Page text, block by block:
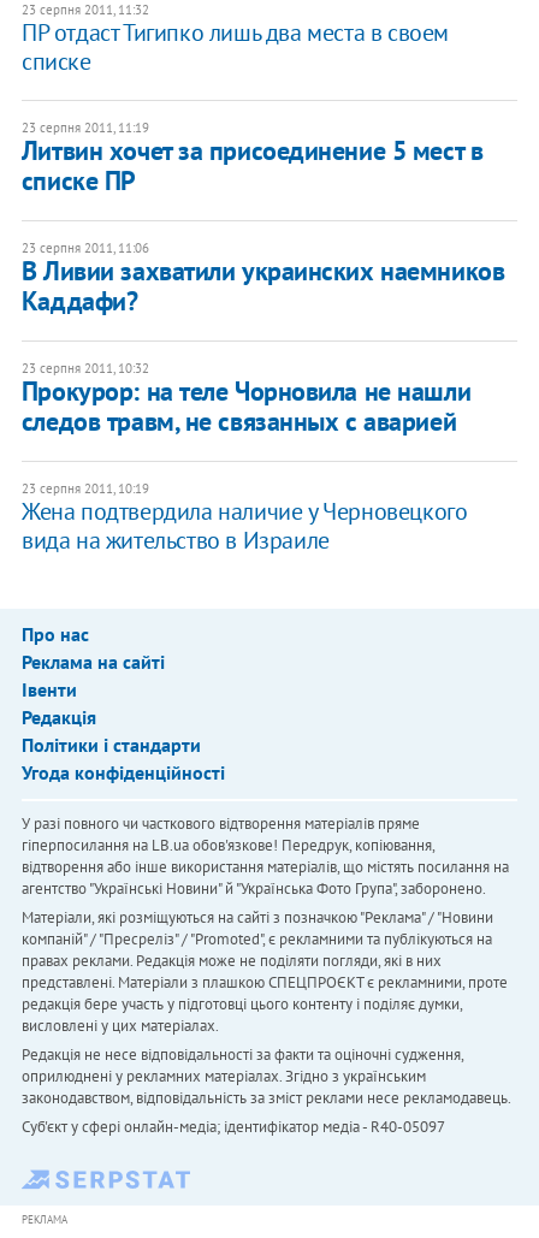
23 серпня 2011, 11:32
ПР отдаст Тигипко лишь два места в своем
списке
23 серпня 2011, 11:19
Литвин хочет за присоединение 5 мест в
списке ПР
23 серпня 2011, 11:06
В Ливии захватили украинских наемников
Каддафи?
23 серпня 2011, 10:32
Прокурор: на теле Чорновила не нашли
следов травм, не связанных с аварией
23 серпня 2011, 10:19
Жена подтвердила наличие у Черновецкого
вида на жительство в Израиле
Про нас
Реклама на сайті
Івенти
Редакція
Політики і стандарти
Угода конфіденційності
У разі повного чи часткового відтворення матеріалів пряме
гіперпосилання на LB.ua обов'язкове! Передрук, копіювання,
відтворення або інше використання матеріалів, що містять посилання на
агентство "Українськi Новини" й "Українська Фото Група", заборонено.
Матеріали, які розміщуються на сайті з позначкою "Реклама" / "Новини
компаній" / "Пресреліз" / "Promoted", є рекламними та публікуються на
правах реклами. Редакція може не поділяти погляди, які в них
представлені. Матеріали з плашкою СПЕЦПРОЄКТ є рекламними, проте
редакція бере участь у підготовці цього контенту і поділяє думки,
висловлені у цих матеріалах.
Редакція не несе відповідальності за факти та оціночні судження,
оприлюднені у рекламних матеріалах. Згідно з українським
законодавством, відповідальність за зміст реклами несе рекламодавець.
Cуб'єкт у сфері онлайн-медіа; ідентифікатор медіа - R40-05097
РЕКЛАМА